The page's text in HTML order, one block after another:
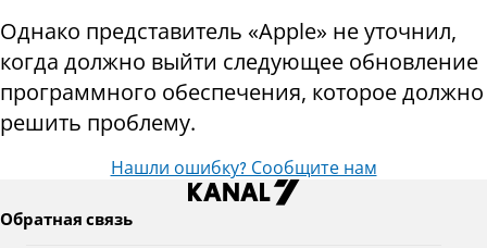
Однако представитель «Apple» не уточнил,
когда должно выйти следующее обновление
программного обеспечения, которое должно
решить проблему.
Нашли ошибку? Сообщите нам
Обратная связь